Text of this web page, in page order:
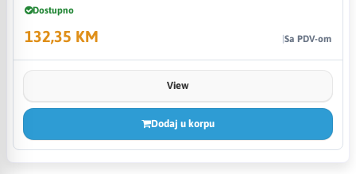
Dostupno
132,35 KM Sa PDV-om
View
Dodaj u korpu